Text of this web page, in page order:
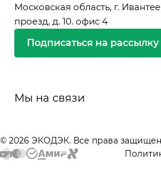
Московская область, г.
проезд, д. 10. офис 4
Подписаться на рассылку
Мы на связи
© 2026 ЭКОДЭК. Все права